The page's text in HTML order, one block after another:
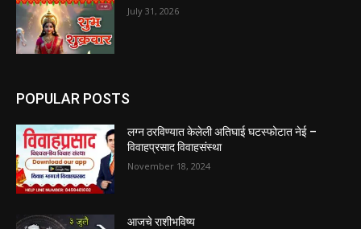
July 31, 2026
POPULAR POSTS
लग्न ठरविण्यात केलेली अतिघाई घटस्फोटात नेई –
विवाहप्रसाद विवाहसंस्था
November 18, 2024
आजचे राशीभविष्य